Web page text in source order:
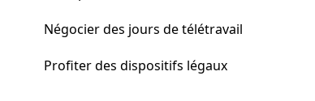
Négocier des jours de télétravail
Profiter des dispositifs légaux